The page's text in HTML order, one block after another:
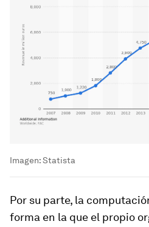
Imagen: Statista
Por su parte, la
forma en la que el propio